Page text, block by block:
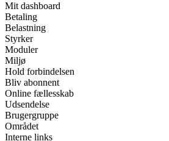
Mit dashboard
Betaling
Belastning
Styrker
Moduler
Miljø
Hold forbindelsen
Bliv abonnent
Online fællesskab
Udsendelse
Brugergruppe
Området
Interne links